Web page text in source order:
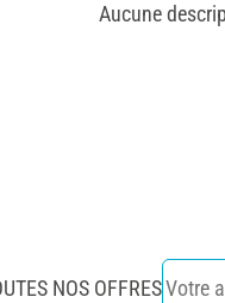
Aucune
NOS OFFRES